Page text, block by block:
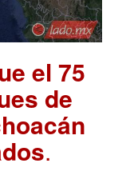
el 75
de
.